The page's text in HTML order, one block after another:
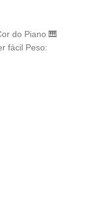
do Piano 🎹
fácil Peso: